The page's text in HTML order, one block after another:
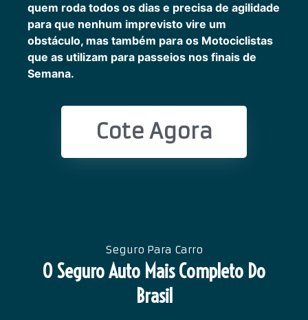
quem roda todos os dias e precisa de agilidade
para que nenhum imprevisto vire um
obstáculo, mas também para os Motociclistas
que as utilizam para passeios nos finais de
Semana.
Cote Agora
Seguro Para Carro
O Seguro Auto Mais Completo Do
Brasil